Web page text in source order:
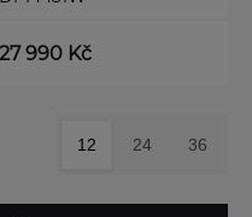
27 990 Kč
12 24 36